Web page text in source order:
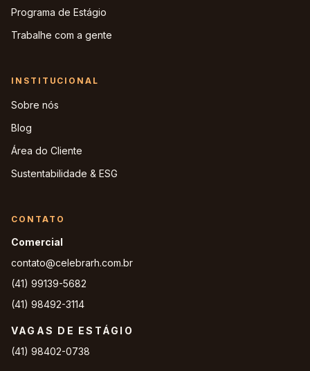
Programa de Estágio
Trabalhe com a gente
INSTITUCIONAL
Sobre nós
Blog
Área do Cliente
Sustentabilidade & ESG
CONTATO
Comercial
contato@celebrarh.com.br
(41) 99139-5682
(41) 98492-3114
VAGAS DE ESTÁGIO
(41) 98402-0738